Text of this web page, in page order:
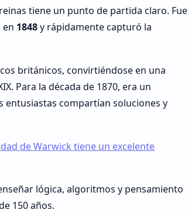
tiene un punto de partida claro. Fue
en 1848y rápidamente capturó la
británicos, convirtiéndose en una
Para la década de 1870, era un
entusiastas compartían soluciones y
de Warwick tiene un excelente
lógica, algoritmos y pensamiento
150 años.